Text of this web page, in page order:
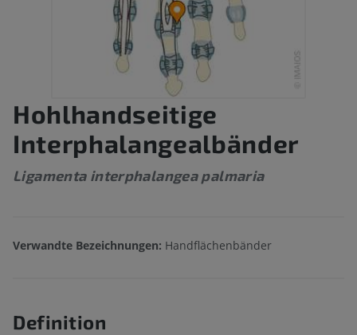
Hohlhandseitige
Interphalangealbänder
Ligamenta interphalangea palmaria
Verwandte Bezeichnungen: Handflächenbänder
Definition